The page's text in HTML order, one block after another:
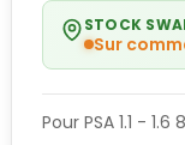
STOCK
Sur
Pour PSA 1.1 -